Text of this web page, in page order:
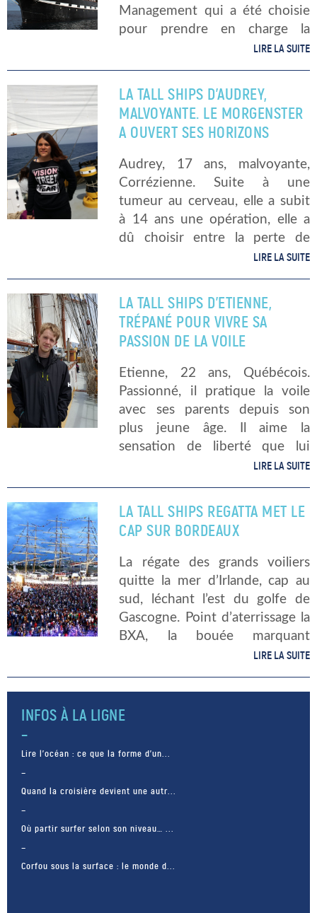
Management qui a été choisie
pour prendre en charge la
gestion technique du trois-
Management la responsabilité
de « la […]
LIRE LA SUITE
LA TALL SHIPS D’AUDREY,
MALVOYANTE. LE MORGENSTER
A OUVERT SES HORIZONS
Audrey, 17 ans, malvoyante,
Corrézienne. Suite à une
tumeur au cerveau, elle a subit
à 14 ans une opération, elle a
dû choisir entre la perte de
l’usage de ses jambes ou la vue.
LIRE LA SUITE
LA TALL SHIPS D’ETIENNE,
TRÉPANÉ POUR VIVRE SA
PASSION DE LA VOILE
Etienne, 22 ans, Québécois.
Passionné, il pratique la voile
avec ses parents depuis son
plus jeune âge. Il aime la
sensation de liberté que lui
procure la navigation. Plus petit,
[…]
LIRE LA SUITE
LA TALL SHIPS REGATTA MET LE
CAP SUR BORDEAUX
La régate des grands voiliers
quitte la mer d’Irlande, cap au
sud, léchant l’est du golfe de
Gascogne. Point d’aterrissage la
BXA, la bouée marquant
l’entrée de l’estuaire de la
engagés dans la Tall Ship Regatta
[…]
LIRE LA SUITE
INFOS À LA LIGNE
Lire l’océan : ce que la forme d’un...
Quand la croisière devient une autr...
Où partir surfer selon son niveau… ...
Corfou sous la surface : le monde d...